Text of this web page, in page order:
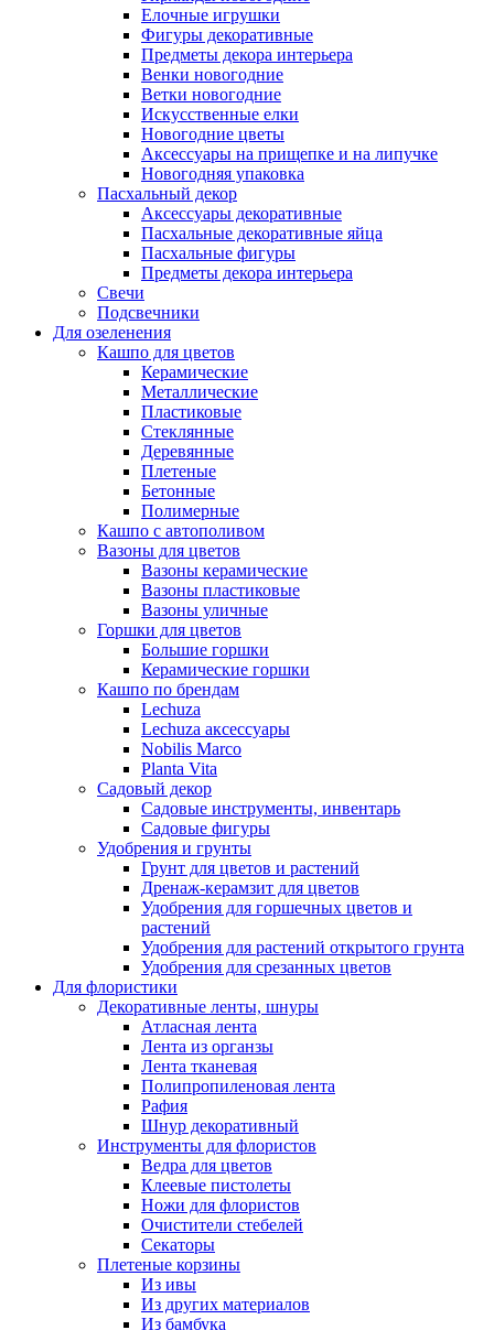
Елочные игрушки
Фигуры декоративные
Предметы декора интерьера
Венки новогодние
Ветки новогодние
Искусственные елки
Новогодние цветы
Аксессуары на прищепке и на липучке
Новогодняя упаковка
Пасхальный декор
Аксессуары декоративные
Пасхальные декоративные яйца
Пасхальные фигуры
Предметы декора интерьера
Свечи
Подсвечники
Для озеленения
Кашпо для цветов
Керамические
Металлические
Пластиковые
Стеклянные
Деревянные
Плетеные
Бетонные
Полимерные
Кашпо с автополивом
Вазоны для цветов
Вазоны керамические
Вазоны пластиковые
Вазоны уличные
Горшки для цветов
Большие горшки
Керамические горшки
Кашпо по брендам
Lechuza
Lechuza аксессуары
Nobilis Marco
Planta Vita
Садовый декор
Садовые инструменты, инвентарь
Садовые фигуры
Удобрения и грунты
Грунт для цветов и растений
Дренаж-керамзит для цветов
Удобрения для горшечных цветов и
растений
Удобрения для растений открытого грунта
Удобрения для срезанных цветов
Для флористики
Декоративные ленты, шнуры
Атласная лента
Лента из органзы
Лента тканевая
Полипропиленовая лента
Рафия
Шнур декоративный
Инструменты для флористов
Ведра для цветов
Клеевые пистолеты
Ножи для флористов
Очистители стебелей
Секаторы
Плетеные корзины
Из ивы
Из других материалов
Из бамбука